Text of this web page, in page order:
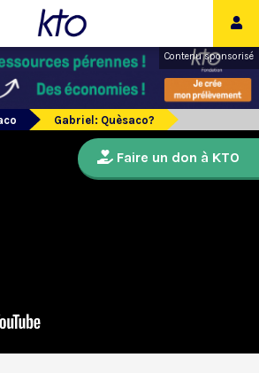
Contenu sponsorisé
Gabriel: Quèsaco?
Faire un don à KTO